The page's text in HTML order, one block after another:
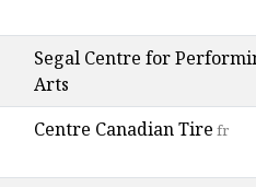
Segal Centre for
Arts
Centre Canadian Tire fr